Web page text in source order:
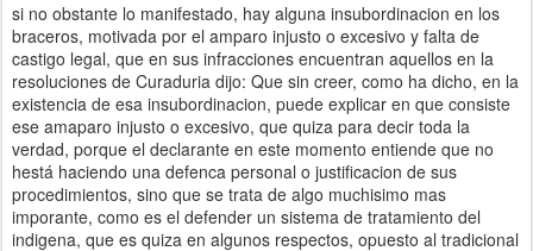
si no obstante lo manifestado, hay alguna insubordinacion en los
braceros, motivada por el amparo injusto o excesivo y falta de
castigo legal, que en sus infracciones encuentran aquellos en la
resoluciones de Curaduria dijo: Que sin creer, como ha dicho, en la
existencia de esa insubordinacion, puede explicar en que consiste
ese amaparo injusto o excesivo, que quiza para decir toda la
verdad, porque el declarante en este momento entiende que no
hestá haciendo una defenca personal o justificacion de sus
procedimientos, sino que se trata de algo muchisimo mas
imporante, como es el defender un sistema de tratamiento del
indigena, que es quiza en algunos respectos, opuesto al tradicional